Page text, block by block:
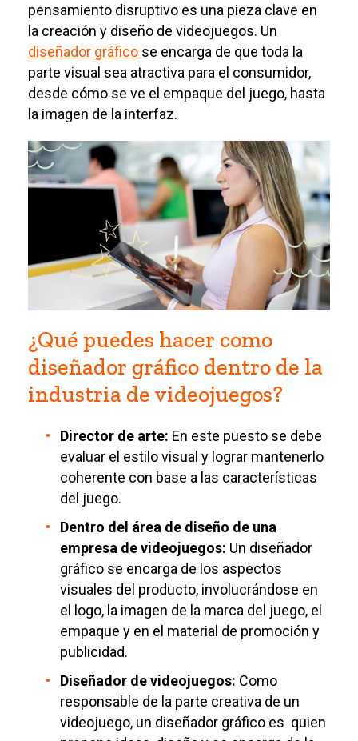
pensamiento disruptivo es una pieza clave en
la creación y diseño de videojuegos. Un
diseñador gráfico se encarga de que toda la
parte visual sea atractiva para el consumidor,
desde cómo se ve el empaque del juego, hasta
la imagen de la interfaz.
¿Qué puedes hacer como
diseñador gráfico dentro de la
industria de videojuegos?
Director de arte: En este puesto se debe
evaluar el estilo visual y lograr mantenerlo
coherente con base a las características
del juego.
Dentro del área de diseño de una
empresa de videojuegos: Un diseñador
gráfico se encarga de los aspectos
visuales del producto, involucrándose en
el logo, la imagen de la marca del juego, el
empaque y en el material de promoción y
publicidad.
Diseñador de videojuegos: Como
responsable de la parte creativa de un
videojuego, un diseñador gráfico es quien